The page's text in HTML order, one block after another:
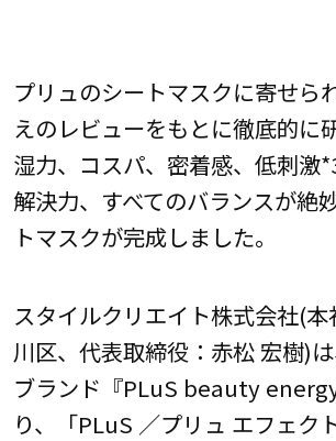
プリュのシートマスクに寄せら
えのレビューをもとに徹底的に
湿力、コスパ、密着感、低刺激
解決力、すべてのバランスが絶
トマスクが完成しました。
スタイルクリエイト株式会社(
川区、代表取締役：赤松 宏樹)
ブランド『PLuS beauty
り、「PLuS ／プリュ エフェク